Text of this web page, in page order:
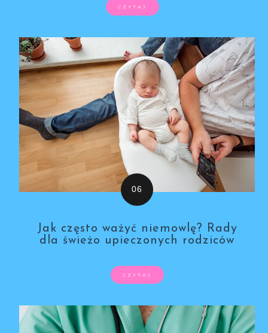
CZYTAJ
Jak często ważyć niemowlę? Rady
dla świeżo upieczonych rodziców
CZYTAJ